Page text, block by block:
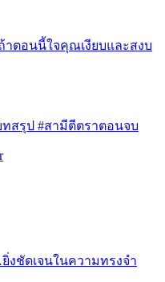
าตอนนี้ใจคุณเงียบและสงบ
สรุป #สามีตีตราตอนจบ
ชัดเจนในความทรงจำ